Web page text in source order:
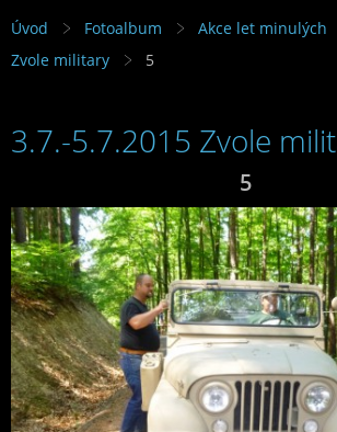
Úvod Fotoalbum Akce let minulých
Zvole military
5
3.7.-5.7.2015 Zvole
5